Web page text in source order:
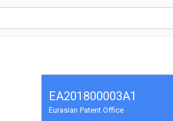
EA201800003A1
Eurasian Patent Office